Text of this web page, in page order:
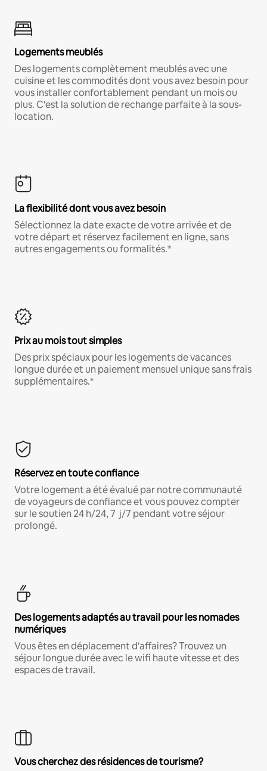
Logements meublés
Des logements complètement meublés avec une
cuisine et les commodités dont vous avez besoin pour
vous installer confortablement pendant un mois ou
plus. C'est la solution de rechange parfaite à la sous-
location.
La flexibilité dont vous avez besoin
Sélectionnez la date exacte de votre arrivée et de
votre départ et réservez facilement en ligne, sans
autres engagements ou formalités.*
Prix au mois tout simples
Des prix spéciaux pour les logements de vacances
longue durée et un paiement mensuel unique sans frais
supplémentaires.*
Réservez en toute confiance
Votre logement a été évalué par notre communauté
de voyageurs de confiance et vous pouvez compter
sur le soutien 24 h/24, 7 j/7 pendant votre séjour
prolongé.
Des logements adaptés au travail pour les nomades
numériques
Vous êtes en déplacement d'affaires? Trouvez un
séjour longue durée avec le wifi haute vitesse et des
espaces de travail.
Vous cherchez des résidences de tourisme?